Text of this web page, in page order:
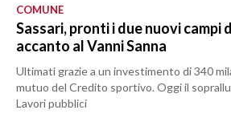
COMUNE
Sassari, pronti i due nuovi campi
accanto al Vanni Sanna
Ultimati grazie a un investimento di 340
mutuo del Credito sportivo. Oggi il
Lavori pubblici